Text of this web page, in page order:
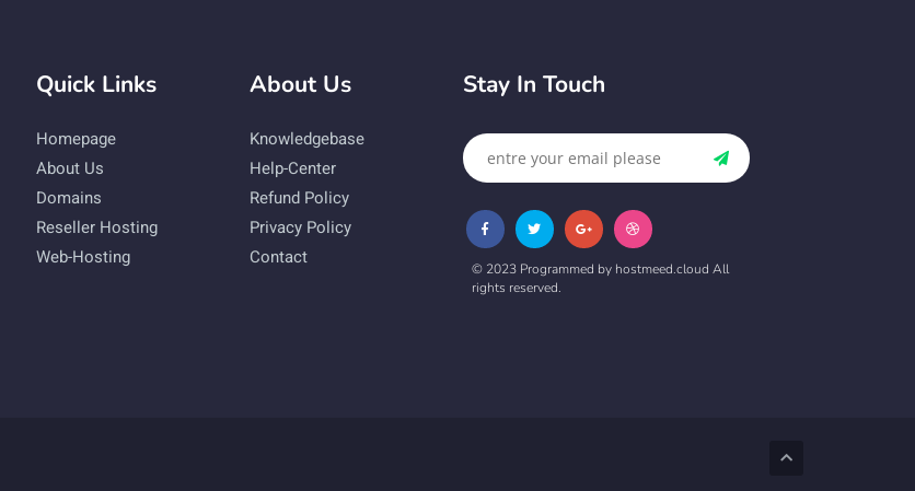
Quick Links
Homepage
About Us
Domains
Reseller Hosting
Web-Hosting
About Us
Knowledgebase
Help-Center
Refund Policy
Privacy Policy
Contact
Stay In Touch
© 2023 Programmed by hostmeed.cloud All
rights reserved.